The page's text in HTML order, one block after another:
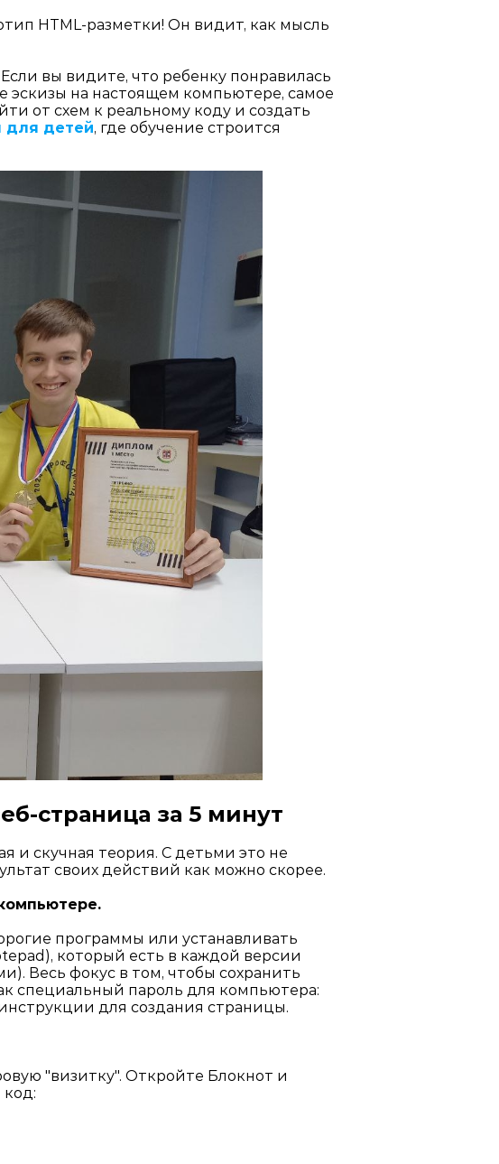
HTML-разметки! Он видит, как мысль
вы видите, что ребенку понравилась
эскизы на настоящем компьютере, самое
от схем к реальному коду и создать
для детей, где обучение строится
страница за 5 минут
и скучная теория. С детьми это не
своих действий как можно скорее.
программы или устанавливать
который есть в каждой версии
Весь фокус в том, чтобы сохранить
специальный пароль для компьютера:
для создания страницы.
"визитку". Откройте Блокнот и